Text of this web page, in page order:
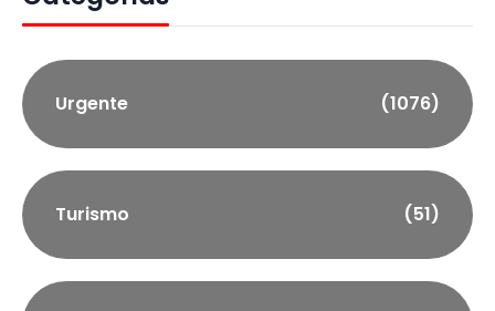
Urgente (1076)
Turismo (51)